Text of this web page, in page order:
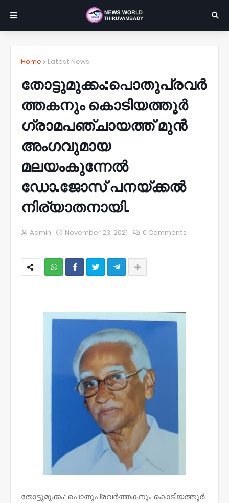
Home Latest News
തോട്ടുമുക്കം:പൊതുപ്രവർ
ത്തകനും കൊടിയത്തൂർ
ഗ്രാമപഞ്ചായത്ത് മുൻ
അംഗവുമായ
മലയംകുന്നേൽ
ഡോ.ജോസ് പനയ്ക്കൽ
നിര്യാതനായി.
Admin November 23, 2021 0 Comments
തോട്ടുമുക്കം: പൊതുപ്രവർത്തകനും കൊടിയത്തൂർ